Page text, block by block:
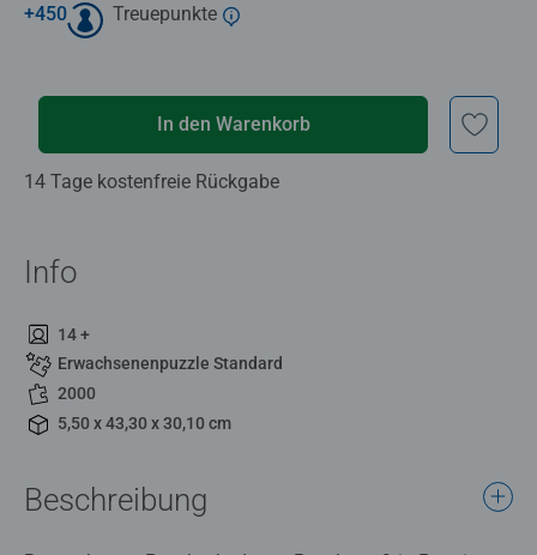
+450 Treuepunkte
In den Warenkorb
14 Tage kostenfreie Rückgabe
Info
14 +
Erwachsenenpuzzle Standard
2000
5,50 x 43,30 x 30,10 cm
Beschreibung